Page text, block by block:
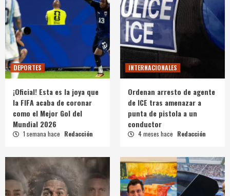
DEPORTES
¡Oficial! Esta es la joya que
la FIFA acaba de coronar
como el Mejor Gol del
Mundial 2026
1 semana hace Redacción
INTERNACIONALES
Ordenan arresto de agente
de ICE tras amenazar a
punta de pistola a un
conductor
4 meses hace Redacción